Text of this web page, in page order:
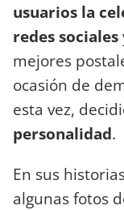
usuarios la
redes sociales
mejores
ocasión de
esta vez,
personalidad.
En sus
algunas fotos